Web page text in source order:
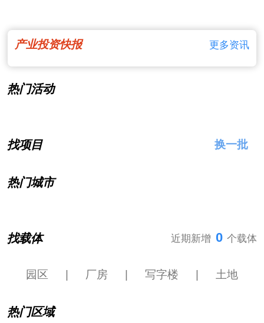
产业投资快报 更多资讯
热门活动
找项目 换一批
热门城市
找载体 近期新增 0 个载体
园区 厂房 写字楼 土地
热门区域